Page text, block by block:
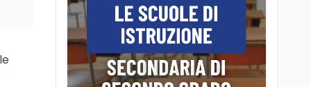
l'Inps, per l'incontro tra
domanda e offerta di
lavoro
Cinema, chiusa la fase
istruttoria: voto finale il
9 settembre in Aula. La
soddisfazione di
Mollicone
Scuola6 ago